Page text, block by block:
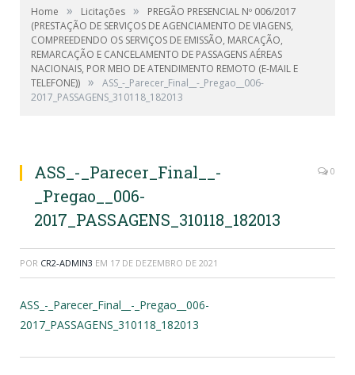
Home » Licitações »
PREGÃO PRESENCIAL Nº 006/2017
(PRESTAÇÃO DE SERVIÇOS DE AGENCIAMENTO DE VIAGENS,
COMPREEDENDO OS SERVIÇOS DE EMISSÃO, MARCAÇÃO,
REMARCAÇÃO E CANCELAMENTO DE PASSAGENS AÉREAS
NACIONAIS, POR MEIO DE ATENDIMENTO REMOTO (E-MAIL E
TELEFONE)) »
ASS_-_Parecer_Final__-_Pregao__006-
2017_PASSAGENS_310118_182013
ASS_-_Parecer_Final__-
_Pregao__006-
2017_PASSAGENS_310118_182013
0
POR CR2-ADMIN3 EM 17 DE DEZEMBRO DE 2021
ASS_-_Parecer_Final__-_Pregao__006-
2017_PASSAGENS_310118_182013